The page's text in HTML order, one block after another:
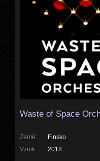
Waste of Space
Země:
Finsko
Vznik:
2018